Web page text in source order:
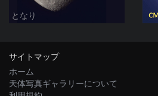
となり
サイトマップ
ホーム
天体写真ギャラリーについて